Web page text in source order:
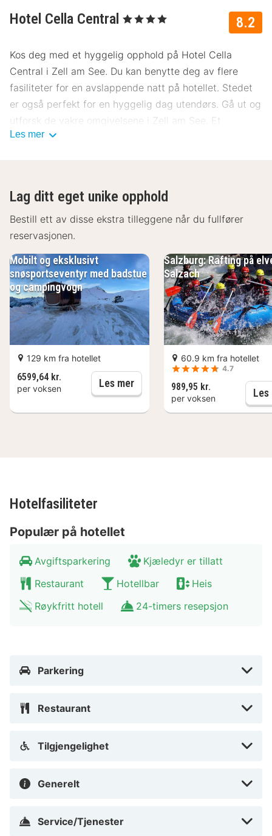
8.2
Hotel Cella Central , 4 Stjerner
Kos deg med et hyggelig opphold på Hotel Cella
Central i Zell am See. Du kan benytte deg av flere
fasiliteter for en avslappende natt på hotellet. Stedet
er også perfekt for en hyggelig dag utendørs. Gå ut og
utforsk de vakre omgivelsene i Zell am See. Et
hyggelig opphold er garantert på Hotel Cella Central.
Les mer
Lag ditt eget unike opphold
Bestill ett av disse ekstra tilleggene når du fullfører
reservasjonen.
Mobilt og eksklusivt
snøsportseventyr med badstue
og campingvogn
129 km fra hotellet
6599,64 kr.
per voksen Les merMobilt og eksklusivt
Salzburg: Rafting på
Salzach
60.9 km fra hotellet
4.7
989,95 kr.
per voksen Les
Hotelfasiliteter
Populær på hotellet
Avgiftsparkering
Kjæledyr er tillatt
Restaurant
Hotellbar
Heis
Røykfritt hotell
24-timers resepsjon
Parkering
Restaurant
Tilgjengelighet
Generelt
Service/Tjenester